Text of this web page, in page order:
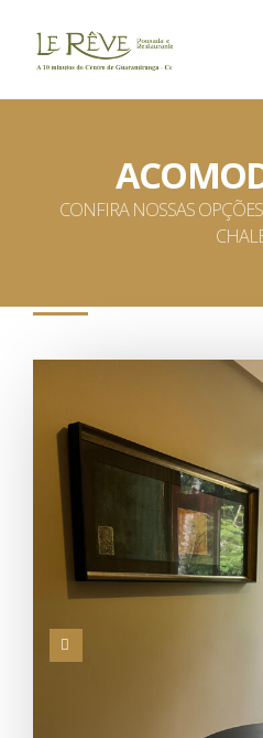
CONFIRA NOSSAS